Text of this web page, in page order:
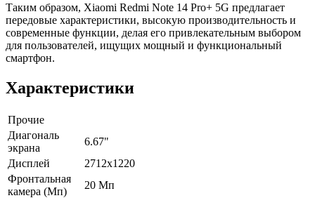
Таким образом, Xiaomi Redmi Note 14 Pro+ 5G предлагает
передовые характеристики, высокую производительность и
современные функции, делая его привлекательным выбором
для пользователей, ищущих мощный и функциональный
смартфон.
Характеристики
Прочие
Диагональ
экрана
6.67"
Дисплей
2712х1220
Фронтальная
камера (Мп)
20 Мп